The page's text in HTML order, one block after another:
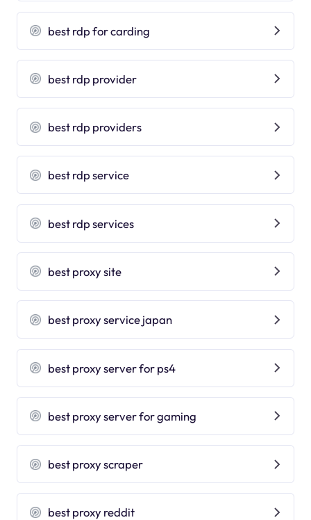
best rdp for carding
best rdp provider
best rdp providers
best rdp service
best rdp services
best proxy site
best proxy service japan
best proxy server for ps4
best proxy server for gaming
best proxy scraper
best proxy reddit